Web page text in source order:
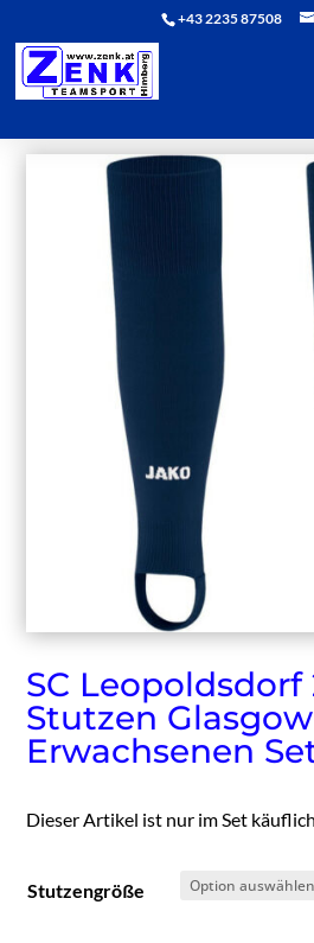
+43 2235 87508
SC Leopoldsdorf
Stutzen
Erwachsenen
Dieser Artikel ist nur im Set
Stutzengröße